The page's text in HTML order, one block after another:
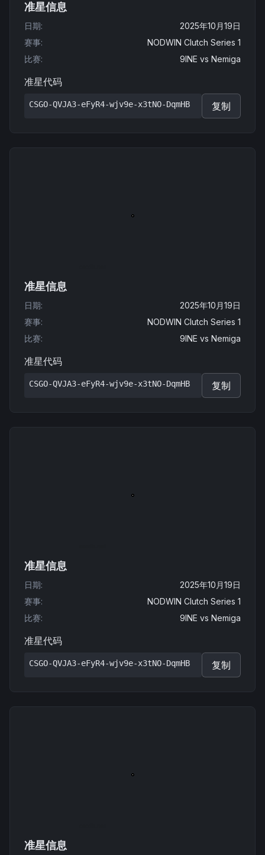
准星信息
日期:
2025年10月19日
赛事:
NODWIN Clutch Series 1
比赛: 9INE vs Nemiga
准星代码
CSGO-QVJA3-eFyR4-wjv9e-x3tNO-DqmHB 复制
准星信息
日期:
2025年10月19日
赛事:
NODWIN Clutch Series 1
比赛: 9INE vs Nemiga
准星代码
CSGO-QVJA3-eFyR4-wjv9e-x3tNO-DqmHB 复制
准星信息
日期:
2025年10月19日
赛事:
NODWIN Clutch Series 1
比赛: 9INE vs Nemiga
准星代码
CSGO-QVJA3-eFyR4-wjv9e-x3tNO-DqmHB 复制
准星信息